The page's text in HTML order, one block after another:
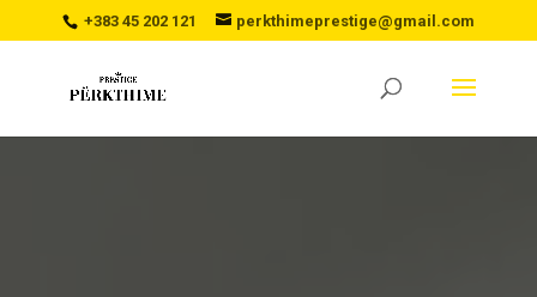
+383 45 202 121 perkthimeprestige@gmail.com